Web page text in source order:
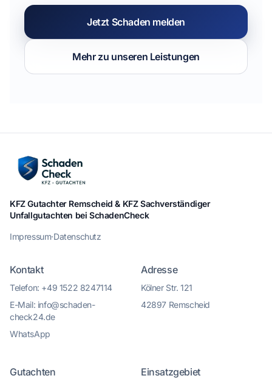
Jetzt Schaden melden
Mehr zu unseren Leistungen
KFZ Gutachter Remscheid & KFZ Sachverständiger
Unfallgutachten bei SchadenCheck
Impressum·Datenschutz
Kontakt
Telefon: +49 1522 8247114
E-Mail: info@schaden-
check24.de
WhatsApp
Adresse
Kölner Str. 121
42897 Remscheid
Gutachten Einsatzgebiet